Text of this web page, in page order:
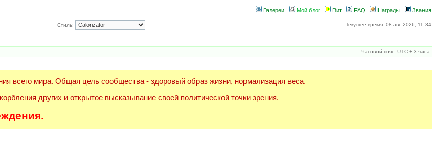
Галереи Мой блог Вит FAQ Награды Звания
Стиль: Текущее время: 08 авг 2026, 11:34
Часовой пояс: UTC + 3 часа
всего мира. Общая цель сообщества - здоровый образ жизни, нормализация веса.
других и открытое высказывание своей политической точки зрения.